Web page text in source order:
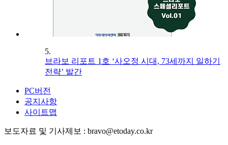
5.
브라보 리포트 1호 ‘사오정 시대, 73세까지 일하기
전략’ 발간
PC버전
공지사항
사이트맵
보도자료 및 기사제보 : bravo@etoday.co.kr